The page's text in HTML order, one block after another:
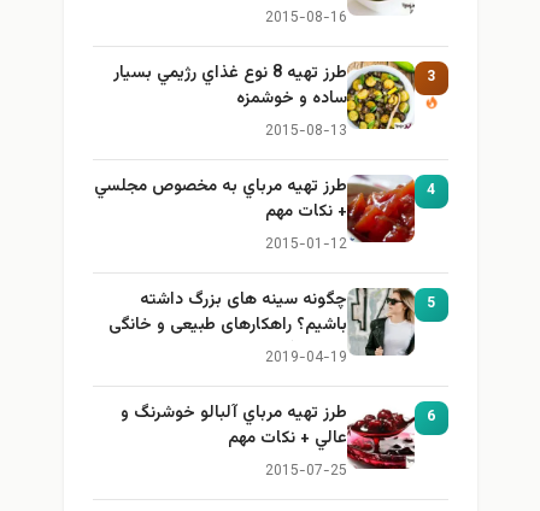
2015-08-16
3
طرز تهيه 8 نوع غذاي رژيمي بسيار
ساده و خوشمزه
2015-08-13
4
طرز تهيه مرباي به مخصوص مجلسي
+ نكات مهم
2015-01-12
5
چگونه سینه های بزرگ داشته
باشیم؟ راهکارهای طبیعی و خانگی
برای بزرگ کردن سینه
2019-04-19
6
طرز تهيه مرباي آلبالو خوشرنگ و
عالي + نكات مهم
2015-07-25